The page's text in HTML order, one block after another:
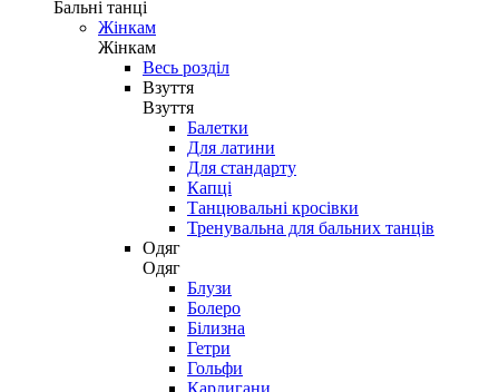
Бальні танці
Жінкам
Жінкам
Весь розділ
Взуття
Взуття
Балетки
Для латини
Для стандарту
Капці
Танцювальні кросівки
Тренувальна для бальних танців
Одяг
Одяг
Блузи
Болеро
Білизна
Гетри
Гольфи
Кардигани